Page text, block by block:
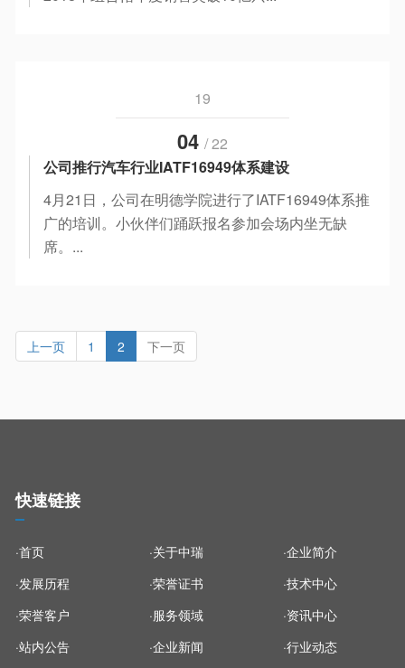
19
04 / 22
公司推行汽车行业IATF16949体系建设
4月21日，公司在明德学院进行了IATF16949体系推
广的培训。小伙伴们踊跃报名参加会场内坐无缺
席。...
上一页 1 2 下一页
快速链接
·首页 ·关于中瑞
·企业简介
·发展历程
·荣誉证书
·技术中心
·荣誉客户
·服务领域
·资讯中心
·站内公告
·企业新闻
·行业动态